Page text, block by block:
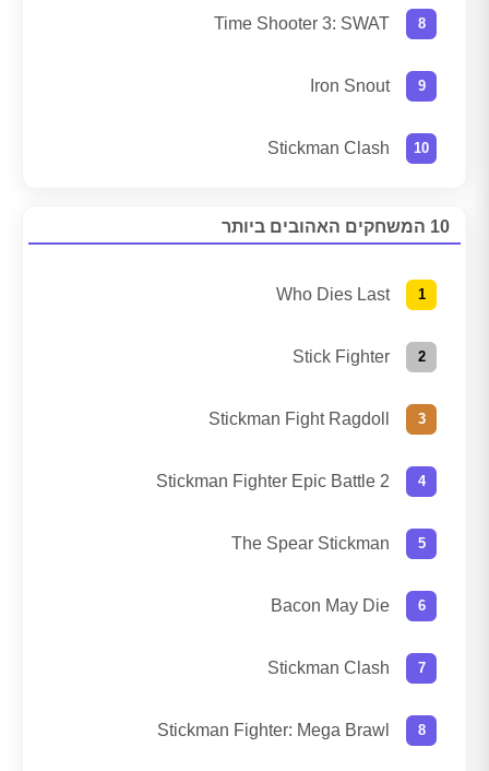
Time Shooter 3: SWAT
Iron Snout
Stickman Clash
10 המשחקים האהובים ביותר
Who Dies Last
Stick Fighter
Stickman Fight Ragdoll
Stickman Fighter Epic Battle 2
The Spear Stickman
Bacon May Die
Stickman Clash
Stickman Fighter: Mega Brawl